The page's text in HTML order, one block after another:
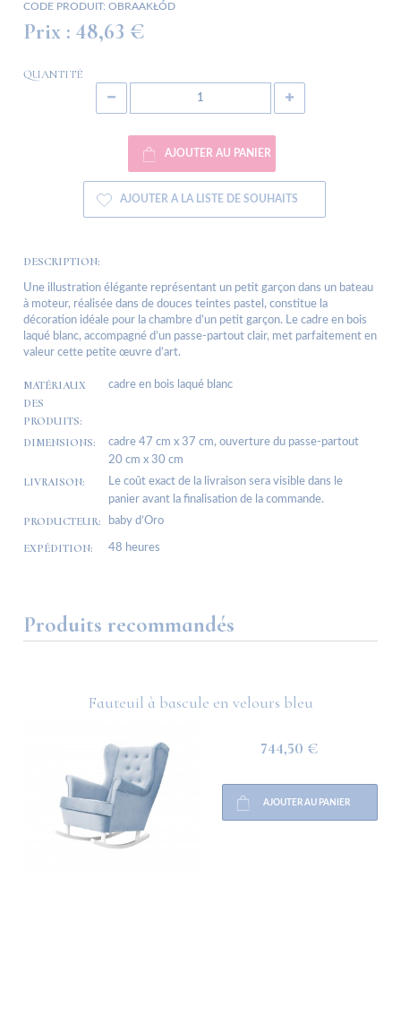
CODE PRODUIT: OBRAAKŁÓD
Prix : 48,63 €
QUANTITÉ
AJOUTER AU PANIER
AJOUTER A LA LISTE DE SOUHAITS
DESCRIPTION:
Une illustration élégante représentant un petit garçon dans un bateau
à moteur, réalisée dans de douces teintes pastel, constitue la
décoration idéale pour la chambre d’un petit garçon. Le cadre en bois
laqué blanc, accompagné d’un passe-partout clair, met parfaitement en
valeur cette petite œuvre d’art.
MATÉRIAUX
DES
PRODUITS:
cadre en bois laqué blanc
DIMENSIONS:
cadre 47 cm x 37 cm, ouverture du passe-partout
20 cm x 30 cm
LIVRAISON:
Le coût exact de la livraison sera visible dans le
panier avant la finalisation de la commande.
PRODUCTEUR: baby d’Oro
EXPÉDITION: 48 heures
Produits recommandés
Fauteuil à bascule en velours bleu
744,50 €
AJOUTER AU PANIER